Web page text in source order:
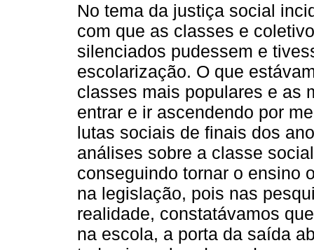
No tema da justiça social
com que as classes e
silenciados pudessem e
escolarização. O que
classes mais populares e as
entrar e ir ascendendo por
lutas sociais de finais dos
análises sobre a classe
conseguindo tornar o ensino
na legislação, pois nas
realidade, constatávamos
na escola, a porta da saída